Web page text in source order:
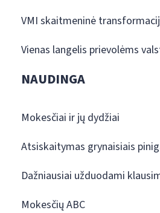
VMI skaitmeninė
Vienas langelis prievolėms
NAUDINGA
Mokesčiai ir jų dydžiai
Atsiskaitymas grynaisiais
Dažniausiai užduodami
Mokesčių ABC